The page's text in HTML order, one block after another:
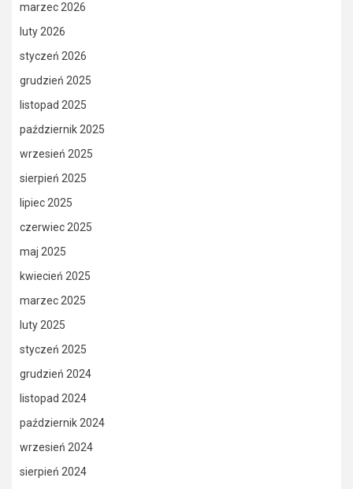
marzec 2026
luty 2026
styczeń 2026
grudzień 2025
listopad 2025
październik 2025
wrzesień 2025
sierpień 2025
lipiec 2025
czerwiec 2025
maj 2025
kwiecień 2025
marzec 2025
luty 2025
styczeń 2025
grudzień 2024
listopad 2024
październik 2024
wrzesień 2024
sierpień 2024